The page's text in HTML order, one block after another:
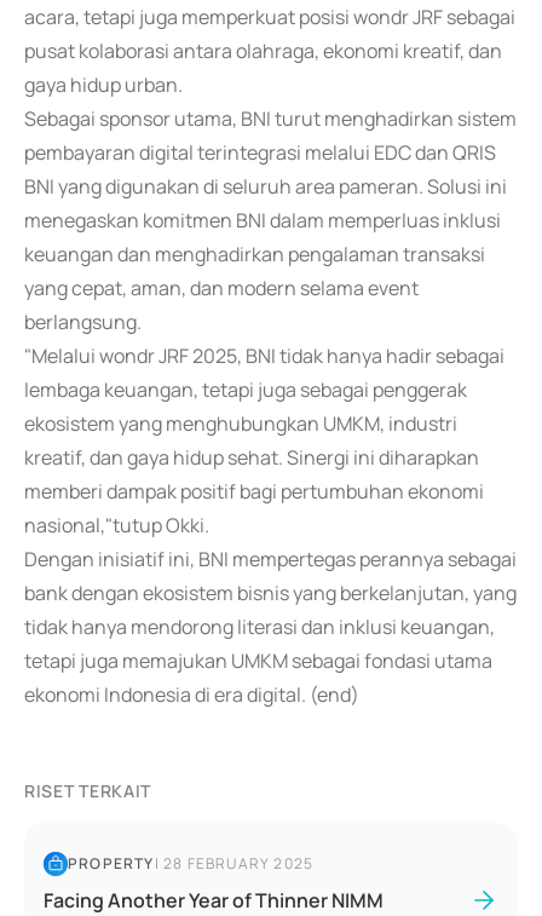
acara, tetapi juga memperkuat posisi wondr JRF sebagai
pusat kolaborasi antara olahraga, ekonomi kreatif, dan
gaya hidup urban.
Sebagai sponsor utama, BNI turut menghadirkan sistem
pembayaran digital terintegrasi melalui EDC dan QRIS
BNI yang digunakan di seluruh area pameran. Solusi ini
menegaskan komitmen BNI dalam memperluas inklusi
keuangan dan menghadirkan pengalaman transaksi
yang cepat, aman, dan modern selama event
berlangsung.
"Melalui wondr JRF 2025, BNI tidak hanya hadir sebagai
lembaga keuangan, tetapi juga sebagai penggerak
ekosistem yang menghubungkan UMKM, industri
kreatif, dan gaya hidup sehat. Sinergi ini diharapkan
memberi dampak positif bagi pertumbuhan ekonomi
nasional,"tutup Okki.
Dengan inisiatif ini, BNI mempertegas perannya sebagai
bank dengan ekosistem bisnis yang berkelanjutan, yang
tidak hanya mendorong literasi dan inklusi keuangan,
tetapi juga memajukan UMKM sebagai fondasi utama
ekonomi Indonesia di era digital. (end)
RISET TERKAIT
PROPERTY|28 FEBRUARY 2025
Facing Another Year of Thinner NIMM